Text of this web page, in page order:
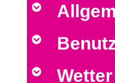
Wetter